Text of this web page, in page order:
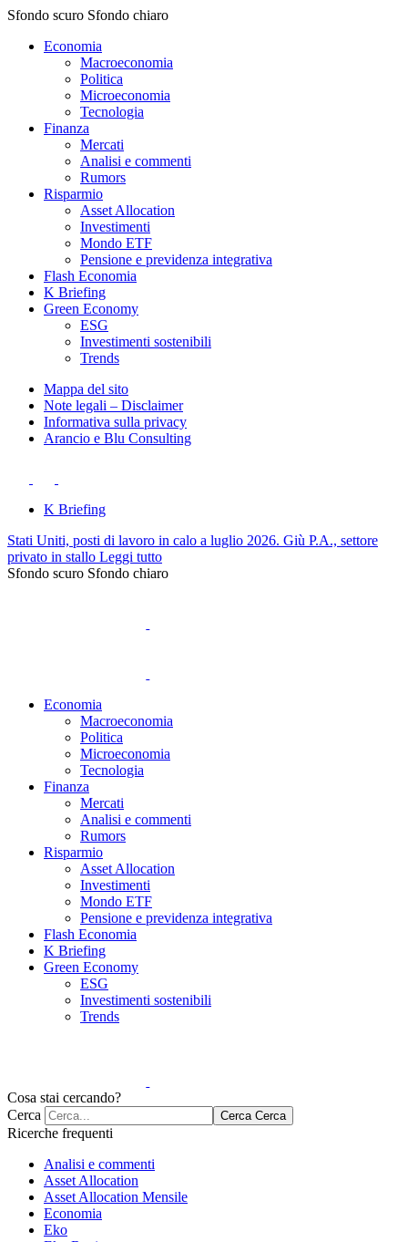
Sfondo scuro Sfondo chiaro
Economia
Macroeconomia
Politica
Microeconomia
Tecnologia
Finanza
Mercati
Analisi e commenti
Rumors
Risparmio
Asset Allocation
Investimenti
Mondo ETF
Pensione e previdenza integrativa
Flash Economia
K Briefing
Green Economy
ESG
Investimenti sostenibili
Trends
Mappa del sito
Note legali – Disclaimer
Informativa sulla privacy
Arancio e Blu Consulting
K Briefing
Stati Uniti, posti di lavoro in calo a luglio 2026. Giù P.A., settore
privato in stallo Leggi tutto
Sfondo scuro Sfondo chiaro
Economia
Macroeconomia
Politica
Microeconomia
Tecnologia
Finanza
Mercati
Analisi e commenti
Rumors
Risparmio
Asset Allocation
Investimenti
Mondo ETF
Pensione e previdenza integrativa
Flash Economia
K Briefing
Green Economy
ESG
Investimenti sostenibili
Trends
Cosa stai cercando?
Cerca
Cerca Cerca
Ricerche frequenti
Analisi e commenti
Asset Allocation
Asset Allocation Mensile
Economia
Eko